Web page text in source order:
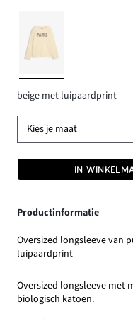
beige met luipaardprint
Kies je maat
IN
Productinformatie
Oversized longsleeve van
luipaardprint
Oversized longsleeve met
biologisch katoen.